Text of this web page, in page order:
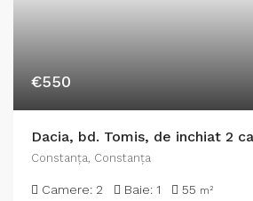
€550
Constanţa, Constanța
Camere: 2 Baie: 1 55 m²